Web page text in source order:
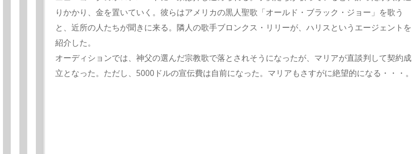
りかかり、金を置いていく。彼らはアメリカの黒人聖歌「オールド・ブラック・ジョー」を歌う
と、近所の人たちが聞きに来る。隣人の歌手ブロンクス・リリーが、ハリスというエージェントを
紹介した。
オーディションでは、神父の選んだ宗教歌で落とされそうになったが、マリアが直談判して契約成
立となった。ただし、5000ドルの宣伝費は自前になった。マリアもさすがに絶望的になる・・・。